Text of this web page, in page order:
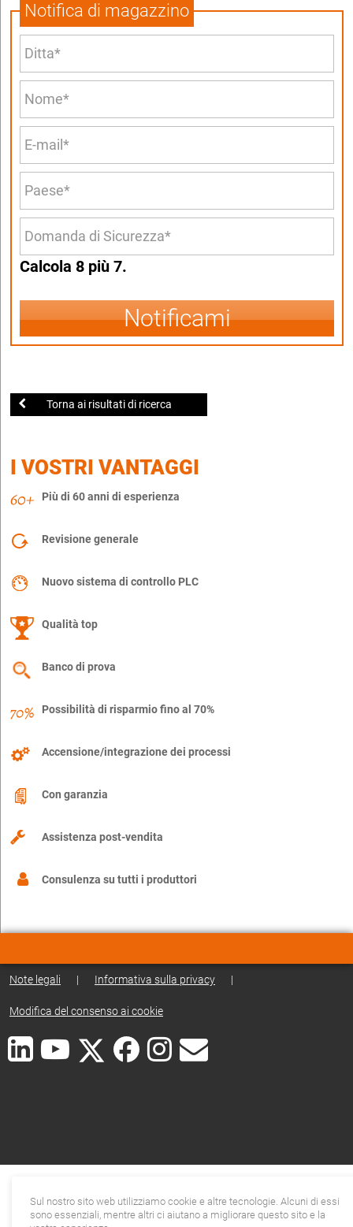
Notifica di magazzino
Calcola 8 più 7.
Notificami
Torna ai risultati di ricerca
I VOSTRI VANTAGGI
Più di 60 anni di esperienza
Revisione generale
Nuovo sistema di controllo PLC
Qualità top
Banco di prova
Possibilità di risparmio fino al 70%
Accensione/integrazione dei processi
Con garanzia
Assistenza post-vendita
Consulenza su tutti i produttori
Note legali | Informativa sulla privacy |
Modifica del consenso ai cookie
Sul nostro sito web utilizziamo cookie e altre tecnologie. Alcuni di essi
sono essenziali, mentre altri ci aiutano a migliorare questo sito e la